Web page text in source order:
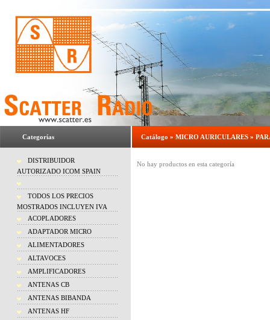
Categorías
DISTRIBUIDOR
AUTORIZADO ICOM SPAIN
TODOS LOS PRECIOS
MOSTRADOS INCLUYEN IVA
ACOPLADORES
ADAPTADOR MICRO
ALIMENTADORES
ALTAVOCES
AMPLIFICADORES
ANTENAS CB
ANTENAS BIBANDA
ANTENAS HF
Catálogo » MICRO AURICULARES »
No hay productos en esta categoría